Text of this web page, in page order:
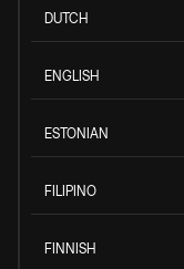
DUTCH
ENGLISH
ESTONIAN
FILIPINO
FINNISH